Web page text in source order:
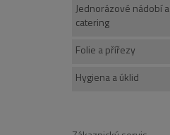
Jednorázové nádobí a
catering
Folie a přířezy
Hygiena a úklid